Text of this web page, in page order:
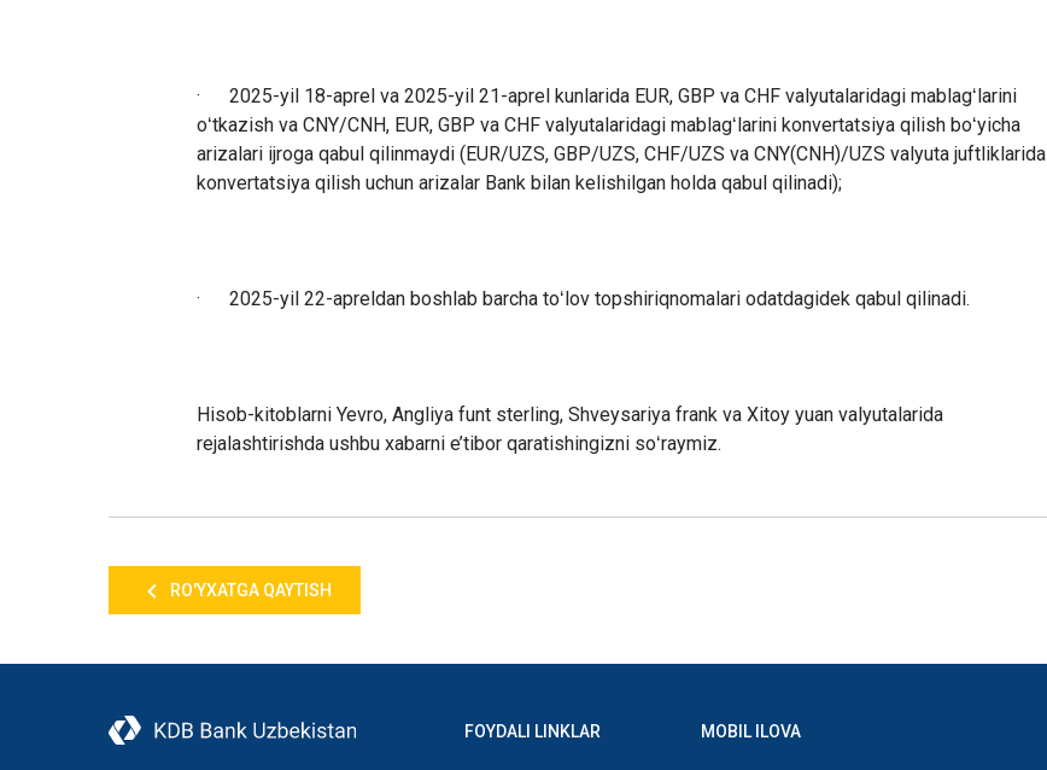
·
2025-yil 18-aprel va 2025-yil 21-aprel kunlarida EUR, GBP va CHF valyutalaridagi mablagʻlarini
oʻtkazish va CNY/CNH, EUR, GBP va CHF valyutalaridagi mablagʻlarini konvertatsiya qilish boʻyicha
arizalari ijroga qabul qilinmaydi (EUR/UZS, GBP/UZS, CHF/UZS va CNY(CNH)/UZS valyuta juftliklarida
konvertatsiya qilish uchun arizalar Bank bilan kelishilgan holda qabul qilinadi);
· 2025-yil 22-apreldan boshlab barcha toʻlov topshiriqnomalari odatdagidek qabul qilinadi.
Hisob-kitoblarni Yevro, Angliya funt sterling, Shveysariya frank va Xitoy yuan valyutalarida
rejalashtirishda ushbu xabarni e’tibor qaratishingizni soʻraymiz.
RO'YXATGA QAYTISH
FOYDALI LINKLAR MOBIL ILOVA